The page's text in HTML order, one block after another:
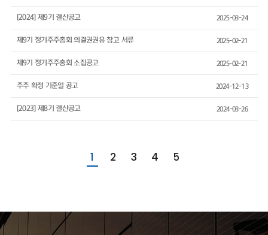
[2024] 제9기 결산공고 2025-03-24
제9기 정기주주총회 의결권권유 참고 서류 2025-02-21
제9기 정기주주총회 소집공고 2025-02-21
주주 확정 기준일 공고 2024-12-13
[2023] 제8기 결산공고 2024-03-26
1 2 3 4 5